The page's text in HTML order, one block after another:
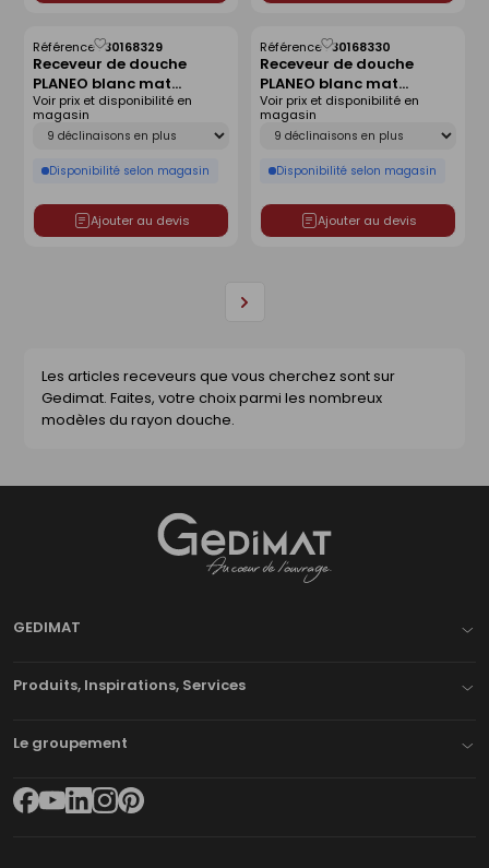
Receveur de douche
PLANEO blanc mat
antidérapant - 90 x 90
cm
Référence :30168329
Déclinaison
Disponibilité selon magasin
Voir prix et disponibilité en
magasin
Ajouter au devis
Enregistrer
comme
liste
Receveur de douche
PLANEO blanc mat
antidérapant - 120 x 80
cm
Référence :30168330
Déclinaison
Disponibilité selon magasin
Voir prix et disponibilité en
magasin
Ajouter au devis
Enregistrer
comme
liste
Page
Les articles receveurs que vous cherchez sont sur
Gedimat. Faites, votre choix parmi les nombreux
modèles du rayon douche.
GEDIMAT
Produits, Inspirations, Services
Le groupement